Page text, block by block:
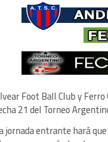
Foot Ball Club y
21 del Torneo
jornada entrante hará